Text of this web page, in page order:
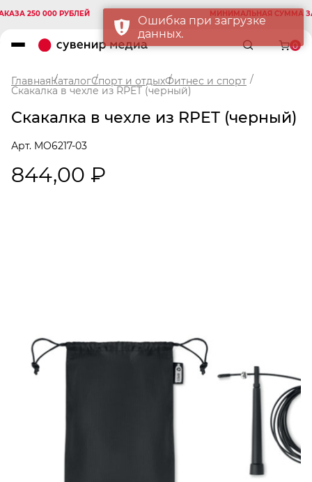
250 000 РУБЛЕЙ МИНИМАЛЬНАЯ СУММА
0
ГлавнаяКаталогСпорт и отдыхФитнес и спорт
Скакалка в чехле из RPET (черный)
Скакалка в чехле из RPET (черный)
Арт. MO6217-03
844,00 ₽
Ошибка при загрузке
данных.